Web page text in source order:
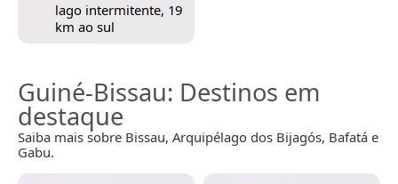
lago intermitente, 19
km ao sul
Guiné-Bissau: Destinos em
destaque
Saiba mais sobre Bissau, Arquipélago dos Bijagós, Bafatá e
Gabu.